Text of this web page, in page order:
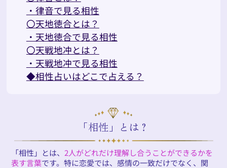
・律音で見る相性
〇天地徳合とは？
・天地徳合で見る相性
〇天戦地冲とは？
・天戦地冲で見る相性
◆相性占いはどこで占える？
「相性」とは？
「相性」とは、2人がどれだけ理解し合うことができるかを
表す言葉です。特に恋愛では、感情の一致だけでなく、関